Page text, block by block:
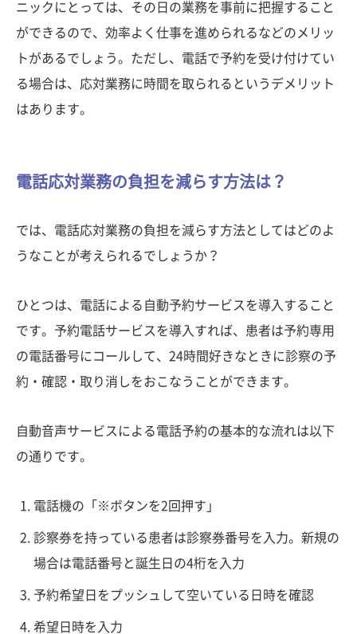
ニックにとっては、その日の業務を事前に把握すること
ができるので、効率よく仕事を進められるなどのメリッ
トがあるでしょう。ただし、電話で予約を受け付けてい
る場合は、応対業務に時間を取られるというデメリット
はあります。
電話応対業務の負担を減らす方法は？
では、電話応対業務の負担を減らす方法としてはどのよ
うなことが考えられるでしょうか？
ひとつは、電話による自動予約サービスを導入すること
です。予約電話サービスを導入すれば、患者は予約専用
の電話番号にコールして、24時間好きなときに診察の予
約・確認・取り消しをおこなうことができます。
自動音声サービスによる電話予約の基本的な流れは以下
の通りです。
電話機の「※ボタンを2回押す」
診察券を持っている患者は診察券番号を入力。新規の
場合は電話番号と誕生日の4桁を入力
予約希望日をプッシュして空いている日時を確認
希望日時を入力